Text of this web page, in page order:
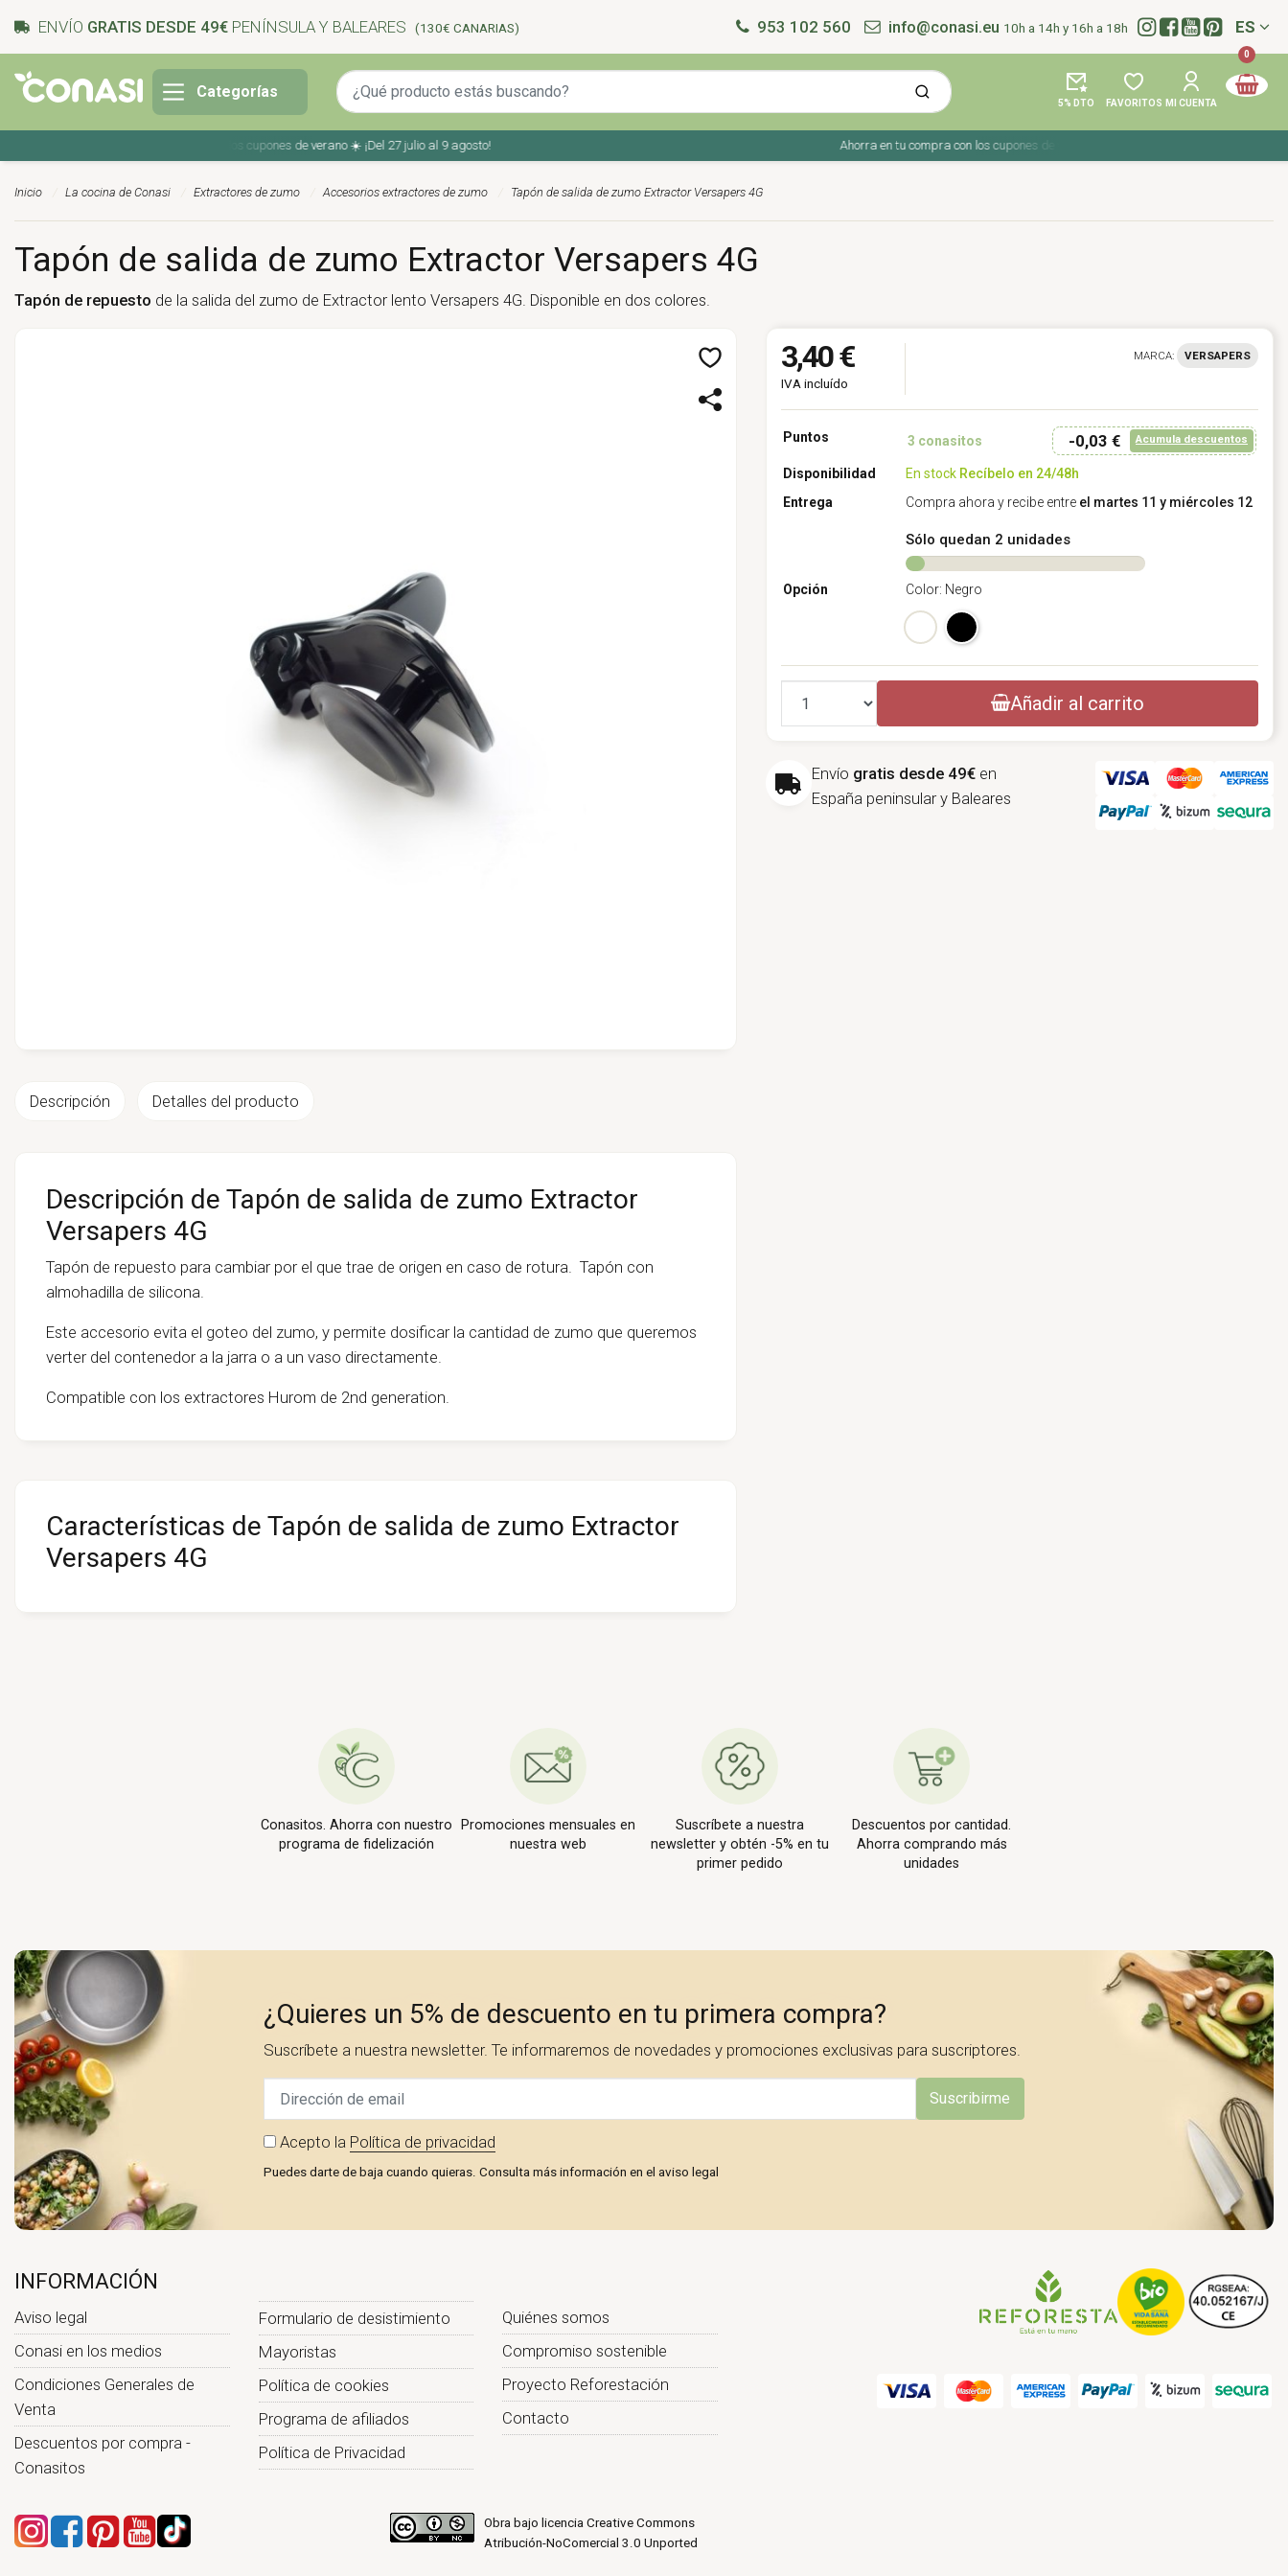
ENVÍO GRATIS DESDE 49€ PENÍNSULA Y BALEARES (130€ CANARIAS) 953 102 560 info@conasi.eu 10h a 14h y 16h a 18h Idioma:
ES
Categorías
5% DTO FAVORITOS MI CUENTA
0
Ahorra en tu compra con los cupones de verano ☀️ ¡Del 27 julio al 9 agosto! Ahorra en tu compra con los cupones de verano ☀️ ¡Del 27 julio al 9 agosto!
Inicio La cocina de Conasi Extractores de zumo Accesorios extractores de zumo Tapón de salida de zumo Extractor Versapers 4G
Tapón de salida de zumo Extractor Versapers 4G
Tapón de repuesto de la salida del zumo de Extractor lento Versapers 4G. Disponible en dos colores.
Descripción Detalles del producto
Descripción de Tapón de salida de zumo Extractor
Versapers 4G
Tapón de repuesto para cambiar por el que trae de origen en caso de rotura. Tapón con
almohadilla de silicona.
Este accesorio evita el goteo del zumo, y permite dosificar la cantidad de zumo que queremos
verter del contenedor a la jarra o a un vaso directamente.
Compatible con los extractores Hurom de 2nd generation.
Características de Tapón de salida de zumo Extractor
Versapers 4G
3,40 €
IVA incluído
MARCA: VERSAPERS
Puntos 3 conasitos -0,03 € Acumula descuentos
Disponibilidad En stock Recíbelo en 24/48h
Entrega
Compra ahora y recibe entre el martes 11 y miércoles 12
Sólo quedan 2 unidades
Opción Color: Negro
Elegir color: Negro
Blanco Negro
Cantidad Añadir al carrito
Envío gratis desde 49€ en
España peninsular y Baleares
Conasitos. Ahorra con nuestro
programa de fidelización
Promociones mensuales en
nuestra web
Suscríbete a nuestra
newsletter y obtén -5% en tu
primer pedido
Descuentos por cantidad.
Ahorra comprando más
unidades
¿Quieres un 5% de descuento en tu primera compra?
Suscríbete a nuestra newsletter. Te informaremos de novedades y promociones exclusivas para suscriptores.
Suscribirme
Acepto la Política de privacidad
Puedes darte de baja cuando quieras. Consulta más información en el aviso legal
INFORMACIÓN
Aviso legal
Conasi en los medios
Condiciones Generales de
Venta
Descuentos por compra -
Conasitos
Formulario de desistimiento
Mayoristas
Política de cookies
Programa de afiliados
Política de Privacidad
Quiénes somos
Compromiso sostenible
Proyecto Reforestación
Contacto
Obra bajo licencia Creative Commons
Atribución-NoComercial 3.0 Unported